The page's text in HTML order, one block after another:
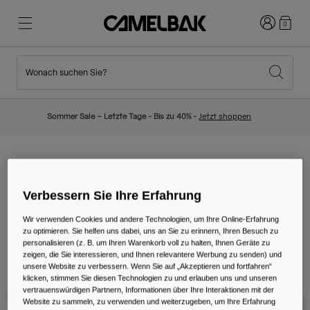
Neuigkeiten
Trinkrucksäcke
Trinkwesten
Sport Trinkflaschen
Flaschen
Wandern
Ski und Snowboard
Weg mit Wegwerfartikel
Unsere Mission
Anmelden
0
Wonach suchen Sie?
Sommer Sale – Letzte Tage - Bis zu 40% -Jetzt shoppen
Camping Trinkgläser
2 Ergebnisse
Filtern und Sortieren
Neue Farbe
Neue Farbe
Verbessern Sie Ihre Erfahrung
Wir verwenden Cookies und andere Technologien, um Ihre Online-Erfahrung
zu optimieren. Sie helfen uns dabei, uns an Sie zu erinnern, Ihren Besuch zu
personalisieren (z. B. um Ihren Warenkorb voll zu halten, Ihnen Geräte zu
zeigen, die Sie interessieren, und Ihnen relevantere Werbung zu senden) und
unsere Website zu verbessern. Wenn Sie auf „Akzeptieren und fortfahren“
klicken, stimmen Sie diesen Technologien zu und erlauben uns und unseren
vertrauenswürdigen Partnern, Informationen über Ihre Interaktionen mit der
Website zu sammeln, zu verwenden und weiterzugeben, um Ihre Erfahrung